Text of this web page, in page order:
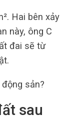
Hai bên xảy
này, ông C
đai sẽ từ
sản?
sau